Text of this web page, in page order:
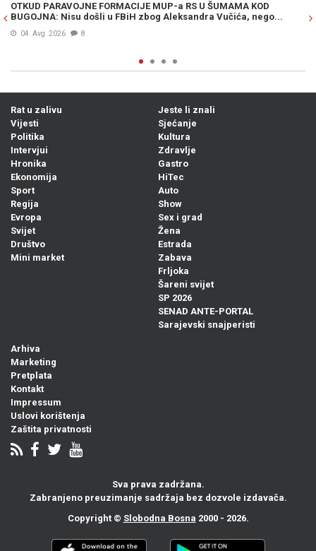
OTKUD PARAVOJNE FORMACIJE MUP-a RS U ŠUMAMA KOD
BUGOJNA: Nisu došli u FBiH zbog Aleksandra Vučića, nego...
04. Avg. 2026 8
Rat u zalivu
Vijesti
Politika
Intervjui
Hronika
Ekonomija
Sport
Regija
Evropa
Svijet
Društvo
Mini market
Jeste li znali
Sjećanje
Kultura
Zdravlje
Gastro
HiTec
Auto
Show
Sex i grad
Žena
Estrada
Zabava
Frljoka
Šareni svijet
SP 2026
SENAD ANTE-PORTAL
Sarajevski snajperisti
Arhiva
Marketing
Pretplata
Kontakt
Impressum
Uslovi korištenja
Zaštita privatnosti
Sva prava zadržana.
Zabranjeno preuzimanje sadržaja bez dozvole izdavača.
Copyright © Slobodna Bosna 2000 - 2026.